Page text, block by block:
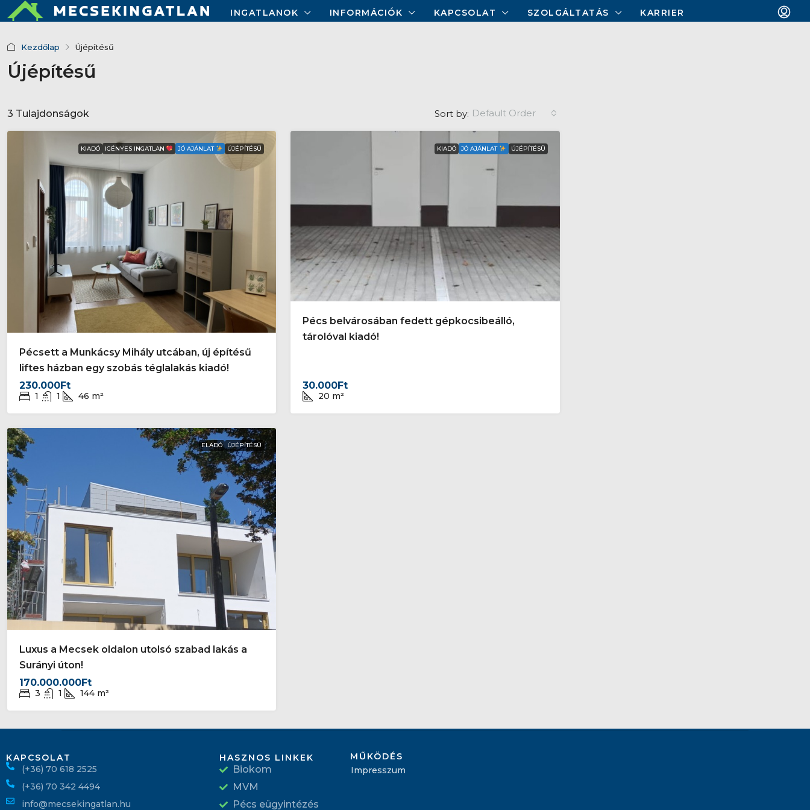
INGATLANOK INFORMÁCIÓK KAPCSOLAT SZOLGÁLTATÁS KARRIER
Kezdőlap Újépítésű
Újépítésű
3 Tulajdonságok Sort by: Default Order
KIADÓ IGÉNYES INGATLAN JÓ AJÁNLAT ÚJÉPÍTÉSŰ
Pécsett a Munkácsy Mihály utcában, új építésű
liftes házban egy szobás téglalakás kiadó!
230.000Ft
1 1 46 m²
KIADÓ JÓ AJÁNLAT ÚJÉPÍTÉSŰ
Pécs belvárosában fedett gépkocsibeálló,
tárolóval kiadó!
30.000Ft
20 m²
ELADÓ ÚJÉPÍTÉSŰ
Luxus a Mecsek oldalon utolsó szabad lakás a
Surányi úton!
170.000.000Ft
3 1 144 m²
KAPCSOLAT
(+36) 70 618 2525
(+36) 70 342 4494
info@mecsekingatlan.hu
HASZNOS LINKEK
Biokom
MVM
Pécs eügyintézés
MŰKÖDÉS
Impresszum